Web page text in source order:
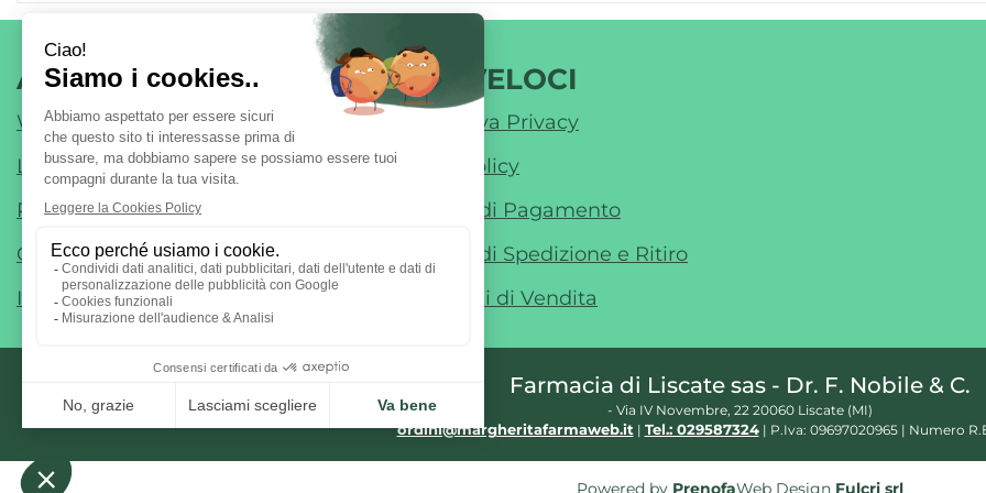
AREA UTENTE
Wishlist
Login
Registrati
Contatti
Iscrizione alla Newsletter
LINK VELOCI
Informativa Privacy
Cookie Policy
Modalità di Pagamento
Modalità di Spedizione e Ritiro
Condizioni di Vendita
Farmacia di Liscate sas - Dr. F. Nobile & C.
- Via IV Novembre, 22 20060 Liscate (MI)
ordini@margheritafarmaweb.it | Tel.: 029587324| P.Iva: 09697020965 | Numero
Powered by PrenofaWeb Design Fulcri srl